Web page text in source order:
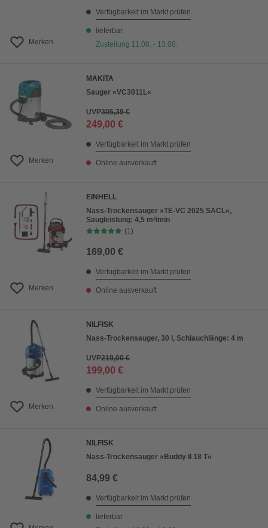
Merken
Verfügbarkeit im Markt prüfen
lieferbar
Zustellung 11.08. - 13.08.
Merken
MAKITA
Sauger »VC3011L«
UVP305,39 €
249,00 €
Verfügbarkeit im Markt prüfen
Online ausverkauft
Merken
EINHELL
Nass-Trockensauger »TE-VC 2025 SACL«,
Saugleistung: 4,5 m³/min
(1)
169,00 €
Verfügbarkeit im Markt prüfen
Online ausverkauft
Merken
NILFISK
Nass-Trockensauger, 30 l, Schlauchlänge: 4 m
UVP219,00 €
199,00 €
Verfügbarkeit im Markt prüfen
Online ausverkauft
NILFISK
Nass-Trockensauger »Buddy II 18 T«
84,99 €
Verfügbarkeit im Markt prüfen
lieferbar